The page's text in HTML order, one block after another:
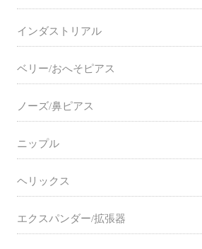
インダストリアル
ベリー/おへそピアス
ノーズ/鼻ピアス
ニップル
ヘリックス
エクスパンダー/拡張器